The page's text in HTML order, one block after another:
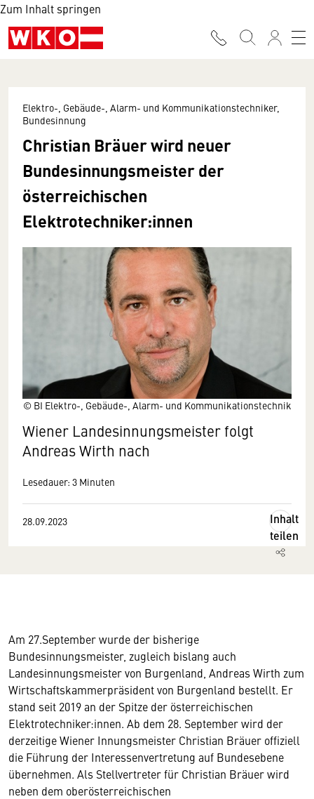
Zum Inhalt springen
© BI Elektro-, Gebäude-, Alarm- und Kommunikationstechnik
Elektro-, Gebäude-, Alarm- und Kommunikationstechniker,
Bundesinnung
Christian Bräuer wird neuer
Bundesinnungsmeister der
österreichischen
Elektrotechniker:innen
Wiener Landesinnungsmeister folgt
Andreas Wirth nach
Lesedauer: 3 Minuten
28.09.2023
Inhalt
teilen
Am 27.September wurde der bisherige
Bundesinnungsmeister, zugleich bislang auch
Landesinnungsmeister von Burgenland, Andreas Wirth zum
Wirtschaftskammerpräsident von Burgenland bestellt. Er
stand seit 2019 an der Spitze der österreichischen
Elektrotechniker:innen. Ab dem 28. September wird der
derzeitige Wiener Innungsmeister Christian Bräuer offiziell
die Führung der Interessenvertretung auf Bundesebene
übernehmen. Als Stellvertreter für Christian Bräuer wird
neben dem oberösterreichischen